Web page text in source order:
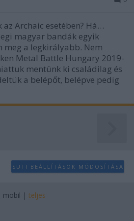
Archaic esetében? Há…
magyar bandák egyik
meg a legkirályabb. Nem
Metal Battle Hungary 2019-
mentünk ki családilag és
a belépőt, belépve pedig
SÜTI BEÁLLÍTÁSOK MÓDOSÍTÁSA
mobil | teljes